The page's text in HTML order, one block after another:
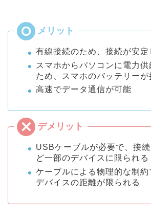
有線接続のため、接続が安定
スマホからパソコンに電力供
ため、スマホのバッテリーが
高速でデータ通信が可能
USBケーブルが必要で、接
ど一部のデバイスに限られる
ケーブルによる物理的な制約
デバイスの距離が限られる